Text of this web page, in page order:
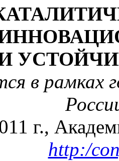
в рамках
г.,
http:/